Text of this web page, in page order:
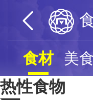
食材 美
热性食物